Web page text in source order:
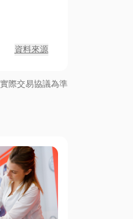
資料來源
際交易協議為準